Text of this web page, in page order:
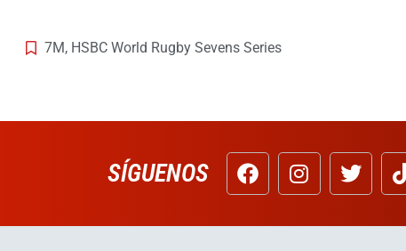
7M, HSBC World Rugby Sevens Series
SÍGUENOS